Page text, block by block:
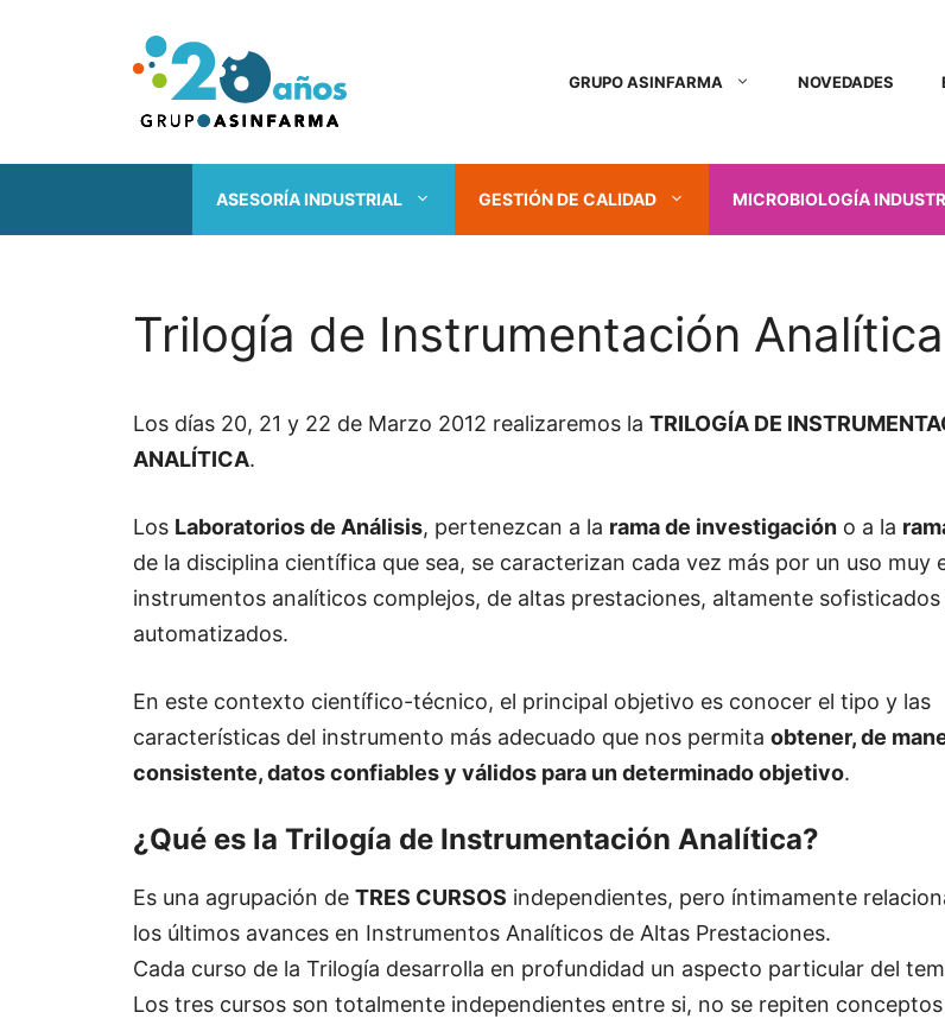
GRUPO ASINFARMA NOVEDADES
ASESORÍA INDUSTRIAL GESTIÓN DE CALIDAD MICROBIOLOGÍA
Trilogía de Instrumentación Analítica
Los días 20, 21 y 22 de Marzo 2012 realizaremos la TRILOGÍA DE
ANALÍTICA.
Los Laboratorios de Análisis, pertenezcan a la rama de investigación o a la
de la disciplina científica que sea, se caracterizan cada vez más por un uso muy
instrumentos analíticos complejos, de altas prestaciones, altamente sofisticados
automatizados.
En este contexto científico-técnico, el principal objetivo es conocer el tipo y las
características del instrumento más adecuado que nos permita obtener, de
consistente, datos confiables y válidos para un determinado objetivo.
¿Qué es la Trilogía de Instrumentación Analítica?
Es una agrupación de TRES CURSOS independientes, pero íntimamente
los últimos avances en Instrumentos Analíticos de Altas Prestaciones.
Cada curso de la Trilogía desarrolla en profundidad un aspecto particular del
Los tres cursos son totalmente independientes entre si, no se repiten